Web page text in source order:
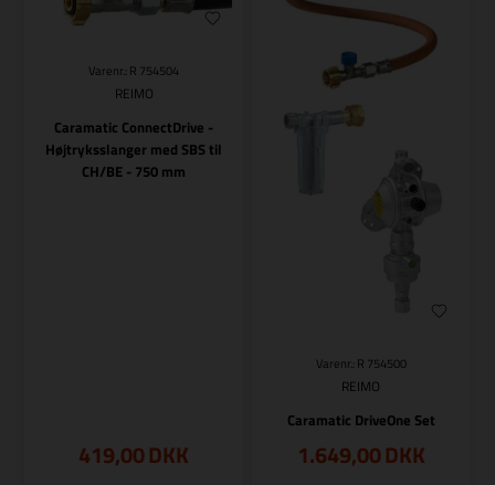
Varenr.: R 754504
REIMO
Caramatic ConnectDrive -
Højtryksslanger med SBS til
CH/BE - 750 mm
419,00DKK
Varenr.: R 754500
REIMO
Caramatic DriveOne Set
1.649,00DKK